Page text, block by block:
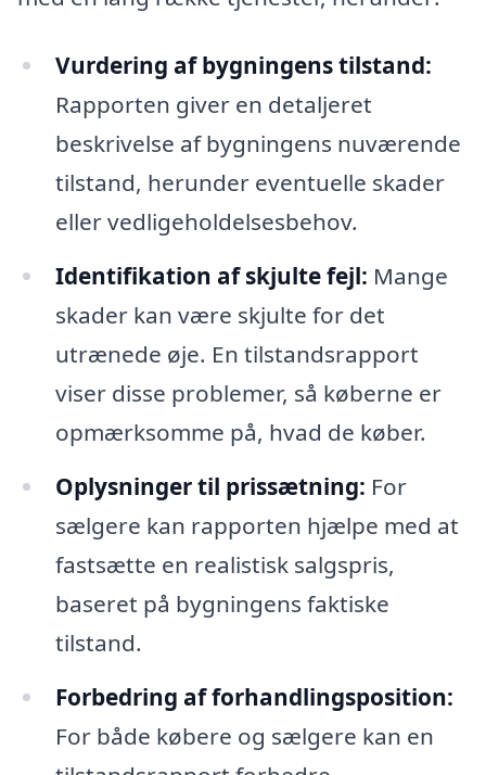
Vurdering af bygningens tilstand:
Rapporten giver en detaljeret
beskrivelse af bygningens nuværende
tilstand, herunder eventuelle skader
eller vedligeholdelsesbehov.
Identifikation af skjulte fejl: Mange
skader kan være skjulte for det
utrænede øje. En tilstandsrapport
viser disse problemer, så køberne er
opmærksomme på, hvad de køber.
Oplysninger til prissætning: For
sælgere kan rapporten hjælpe med at
fastsætte en realistisk salgspris,
baseret på bygningens faktiske
tilstand.
Forbedring af forhandlingsposition:
For både købere og sælgere kan en